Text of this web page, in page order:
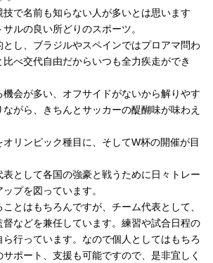
技で名前も知らない人が多いとは思います
ルの良い所どりのスポーツ。
し、ブラジルやスペインではプロアマ問わ
べ交代自由だからいつも全力疾走ができ
会が多い、オフサイドがないから解りやす
がら、きちんとサッカーの醍醐味が味わえ
リンピック種目に、そしてW杯の開催が目
として各国の強豪と戦うために日々トレー
プを図っています。
とはもちろんですが、チーム代表として、
などを兼任しています。練習や試合日程の
行っています。なので個人としてはもちろ
ポート、支援も可能ですので、是非宜しく